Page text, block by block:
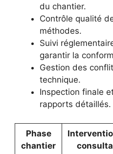
du chantier.
Contrôle qualité
méthodes.
Suivi
garantir la
Gestion des
technique.
Inspection finale
rapports détaillés.
Phase
chantier